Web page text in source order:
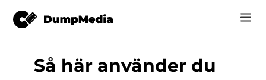
Music
Logga in
Så här använder du